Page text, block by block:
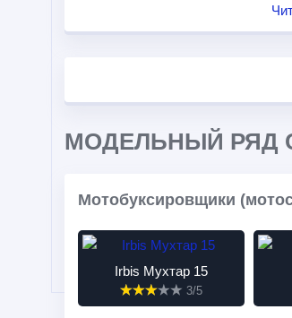
МОДЕЛЬНЫЙ РЯД
Мотобуксировщики
Irbis Мухтар 15
3/5